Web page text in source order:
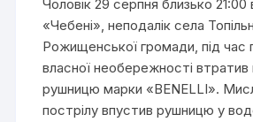
Чоловік 29 серпня близько 21:00
«Чебені», неподалік села
Рожищенської громади, під час
власної необережності
рушницю марки «BENELLI».
пострілу впустив рушницю у